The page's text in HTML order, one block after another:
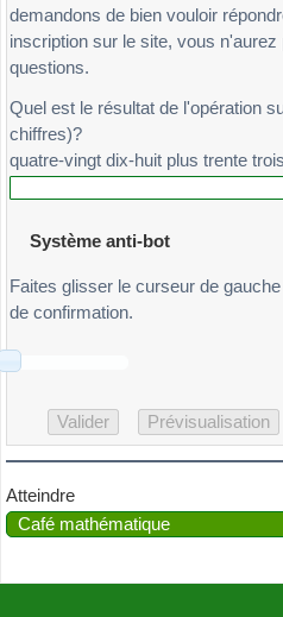
demandons de bien vouloir répondre
inscription sur le site, vous
questions.
Quel est le résultat de l'opération
chiffres)?
quatre-vingt dix-huit plus trente trois
Système anti-bot
Faites glisser le curseur de
de confirmation.
Atteindre